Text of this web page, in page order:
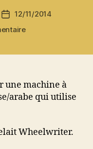
Date12/11/2014
sur
à
écrire
IBM
une machine à
arabe qui utilise
Wheelwriter.